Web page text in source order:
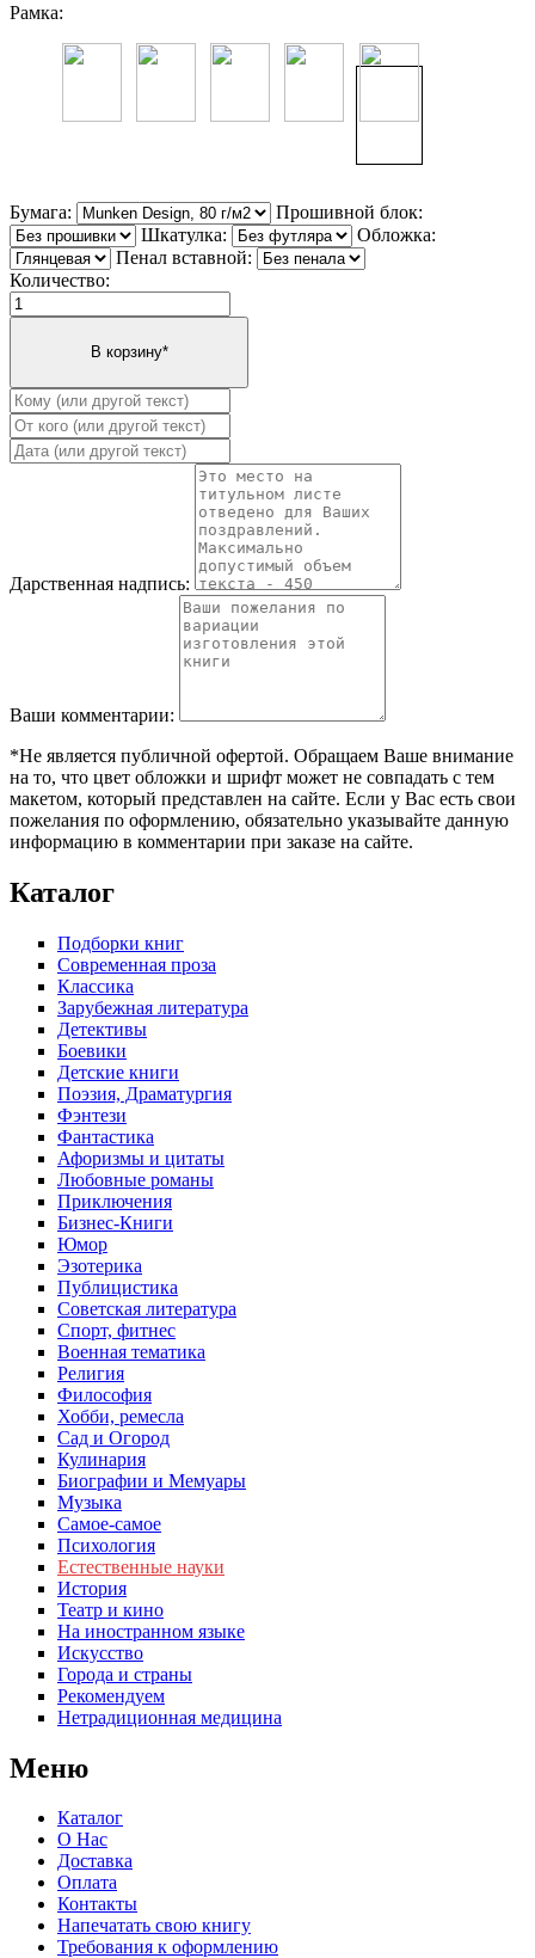
Рамка:
Бумага:
Прошивной блок:
Шкатулка:
Обложка:
Пенал вставной:
Количество:
Дарственная надпись:
Ваши комментарии:
*Не является публичной офертой. Обращаем Ваше внимание
на то, что цвет обложки и шрифт может не совпадать с тем
макетом, который представлен на сайте. Если у Вас есть свои
пожелания по оформлению, обязательно указывайте данную
информацию в комментарии при заказе на сайте.
Каталог
Подборки книг
Современная проза
Классика
Зарубежная литература
Детективы
Боевики
Детские книги
Поэзия, Драматургия
Фэнтези
Фантастика
Афоризмы и цитаты
Любовные романы
Приключения
Бизнес-Книги
Юмор
Эзотерика
Публицистика
Советская литература
Спорт, фитнес
Военная тематика
Религия
Философия
Хобби, ремесла
Сад и Огород
Кулинария
Биографии и Мемуары
Музыка
Самое-самое
Психология
Естественные науки
История
Театр и кино
На иностранном языке
Искусство
Города и страны
Рекомендуем
Нетрадиционная медицина
Меню
Каталог
О Нас
Доставка
Оплата
Контакты
Напечатать свою книгу
Требования к оформлению